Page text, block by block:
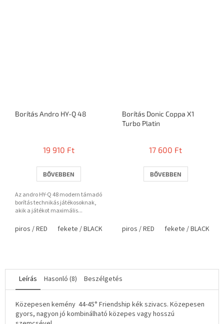
Borítás Andro HY-Q 48
19 910 Ft
BŐVEBBEN
Az andro HY-Q 48 modern támadó
borítás technikás játékosoknak,
akik a játékot maximális...
piros / RED fekete / BLACK
Borítás Donic Coppa X1
Turbo Platin
17 600 Ft
BŐVEBBEN
piros / RED fekete / BLACK
Leírás Hasonló (8) Beszélgetés
Közepesen kemény 44-45° Friendship kék szivacs. Közepesen
gyors, nagyon jó kombinálható közepes vagy hosszú